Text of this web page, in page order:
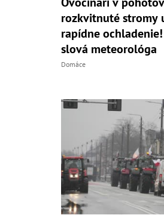
rozkvitnuté stromy
rapídne ochladenie!
slová meteorológa
Domáce